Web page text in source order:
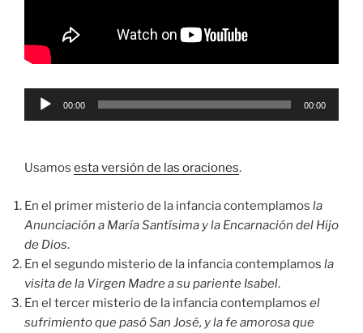
Reproductor
00:00 00:00
Usamos esta versión de las oraciones.
En el primer misterio de la infancia contemplamos la
Anunciación a María Santísima y la Encarnación del Hijo
de Dios.
En el segundo misterio de la infancia contemplamos la
visita de la Virgen Madre a su pariente Isabel.
En el tercer misterio de la infancia contemplamos el
sufrimiento que pasó San José, y la fe amorosa que